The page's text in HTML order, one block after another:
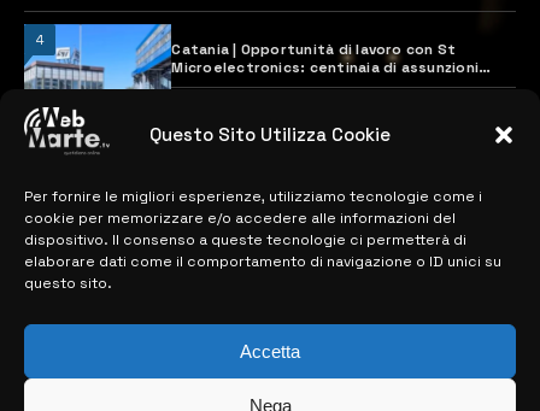
Questo Sito Utilizza Cookie
Per fornire le migliori esperienze, utilizziamo tecnologie come i
cookie per memorizzare e/o accedere alle informazioni del
dispositivo. Il consenso a queste tecnologie ci permetterà di
elaborare dati come il comportamento di navigazione o ID unici su
questo sito.
Accetta
Nega
4
Catania | Opportunità di lavoro con St
Microelectronics: centinaia di assunzioni
previste
MAPPA DEL SITO
> NOTIZIE